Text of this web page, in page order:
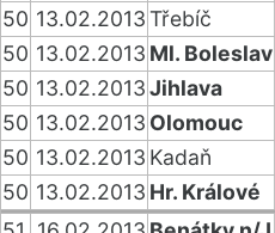
50 13.02.2013Třebíč
50 13.02.2013 Ml. Boleslav
50 13.02.2013Jihlava
50 13.02.2013 Olomouc
50 13.02.2013 Kadaň
50 13.02.2013 Hr. Králové